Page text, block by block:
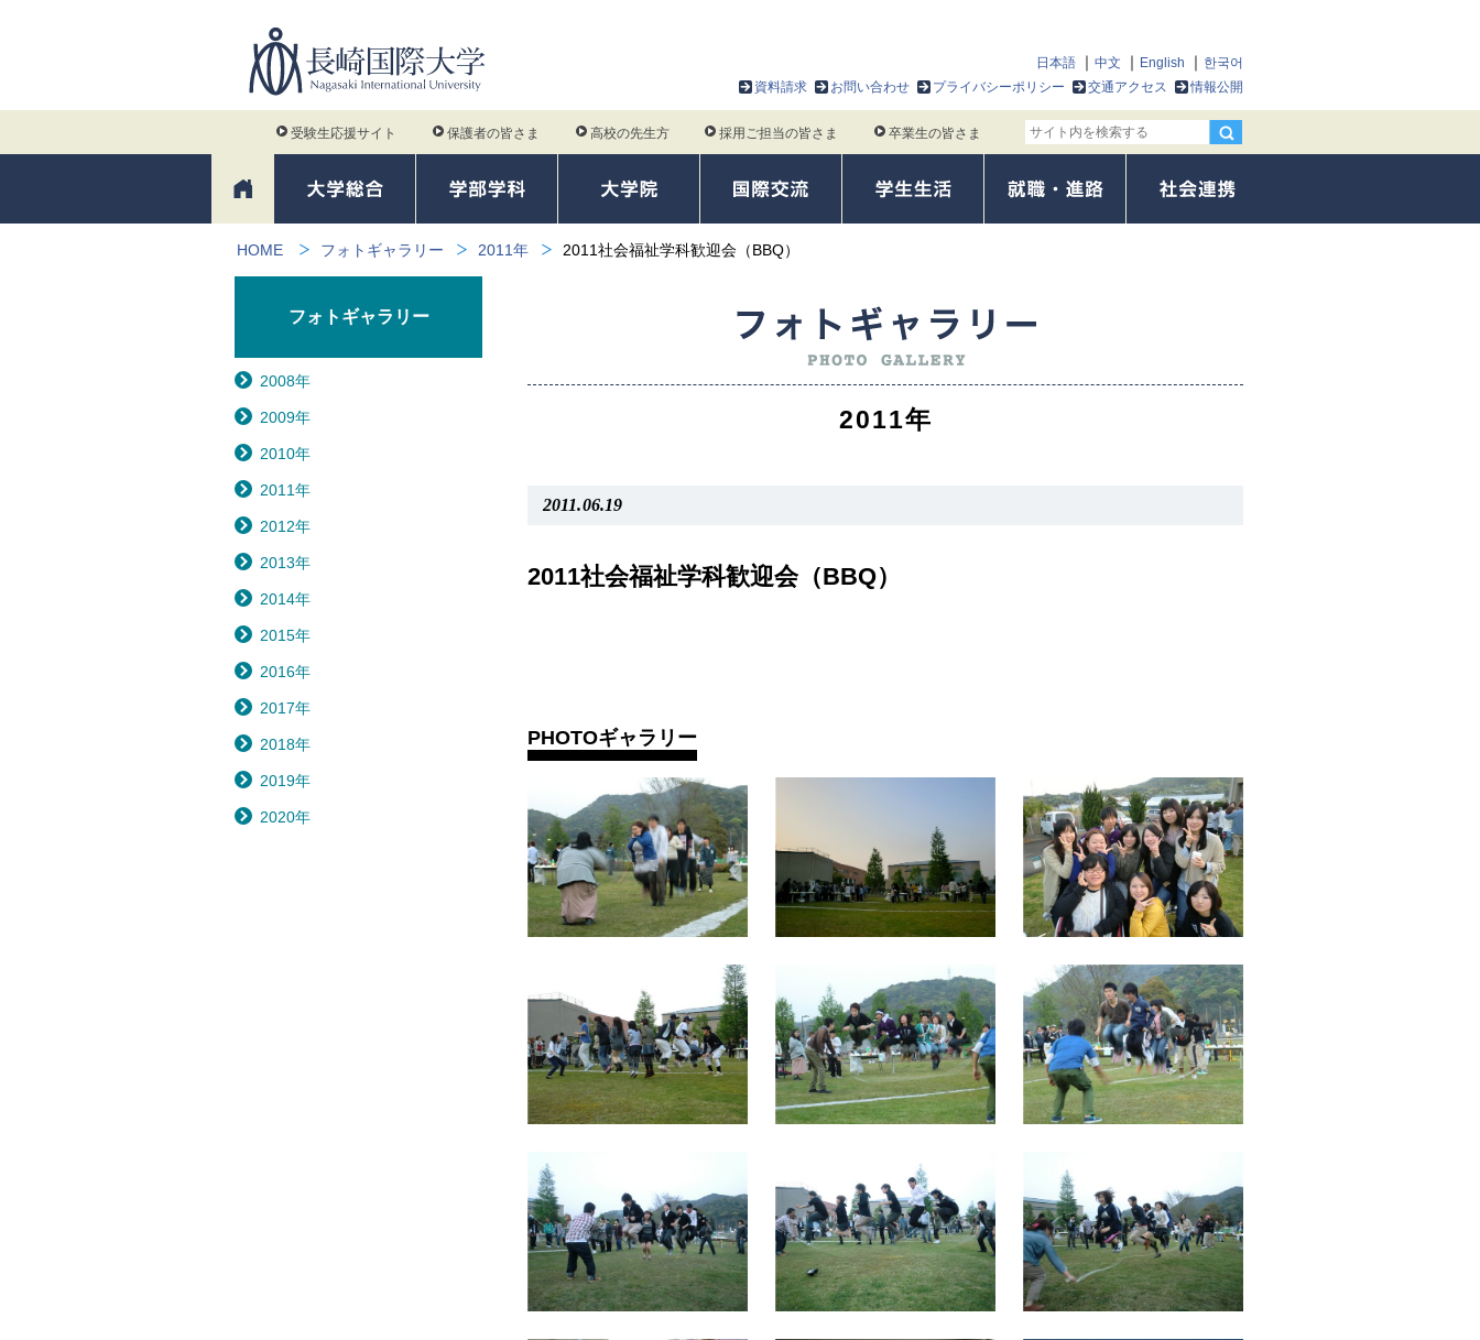
日本語 中文 English
한국어
資料請求
お問い合わせ プライバシーポリシー 交通アクセス 情報公開
受験生応援サイト 保護者の皆さま 高校の先生方 採用ご担当の皆さま 卒業生の皆さま
HOME フォトギャラリー 2011年 2011社会福祉学科歓迎会（BBQ）
2011年
2011.06.19
2011社会福祉学科歓迎会（BBQ）
PHOTOギャラリー
フォトギャラリー
2008年
2009年
2010年
2011年
2012年
2013年
2014年
2015年
2016年
2017年
2018年
2019年
2020年